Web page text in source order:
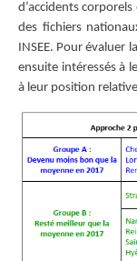
d’accidents
des fichiers
INSEE. Pour évaluer
ensuite intéressés à
à leur position